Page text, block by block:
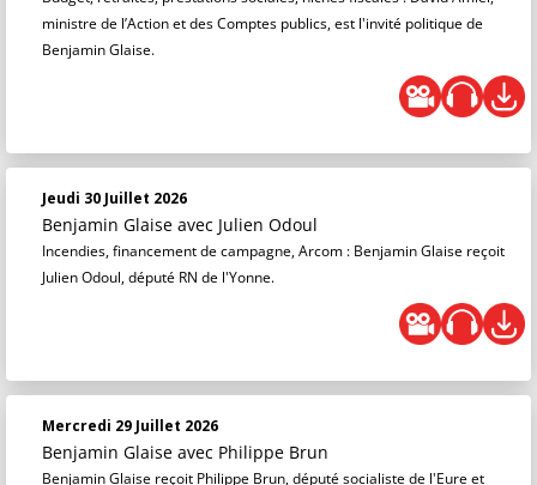
ministre de l’Action et des Comptes publics, est l'invité politique de
Benjamin Glaise.
Jeudi 30 Juillet 2026
Benjamin Glaise avec Julien Odoul
Incendies, financement de campagne, Arcom : Benjamin Glaise reçoit
Julien Odoul, député RN de l'Yonne.
Mercredi 29 Juillet 2026
Benjamin Glaise avec Philippe Brun
Benjamin Glaise reçoit Philippe Brun, député socialiste de l'Eure et